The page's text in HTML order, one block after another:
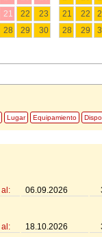
21 22
23
28 29
30
21
22
28
29
Lugar Equipamiento
al: 06.09.2026
al: 18.10.2026